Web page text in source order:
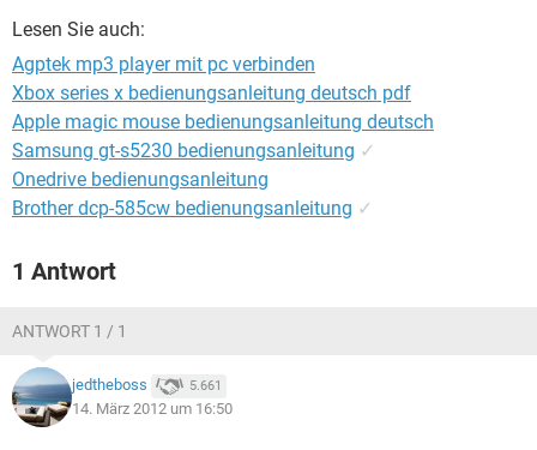
Lesen Sie auch:
Agptek mp3 player mit pc verbinden
Xbox series x bedienungsanleitung deutsch pdf
Apple magic mouse bedienungsanleitung deutsch
Samsung gt-s5230 bedienungsanleitung ✓
Onedrive bedienungsanleitung
Brother dcp-585cw bedienungsanleitung ✓
1 Antwort
ANTWORT 1 / 1
jedtheboss 5.661
14. März 2012 um 16:50